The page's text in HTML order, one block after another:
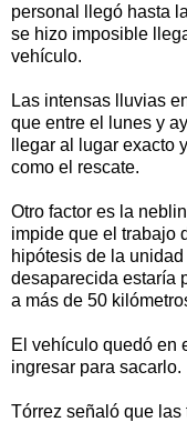
personal llegó hasta
se hizo imposible
vehículo.
Las intensas lluvias
que entre el lunes y
llegar al lugar exacto
como el rescate.
Otro factor es la
impide que el trabajo
hipótesis de la
desaparecida estaría
a más de 50
El vehículo quedó en
ingresar para sacarlo.
Tórrez señaló que